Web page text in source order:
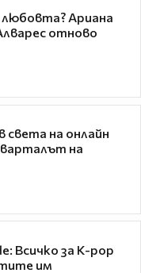
Ариана
отново
света на онлайн
на
Всичко за K-pop
им